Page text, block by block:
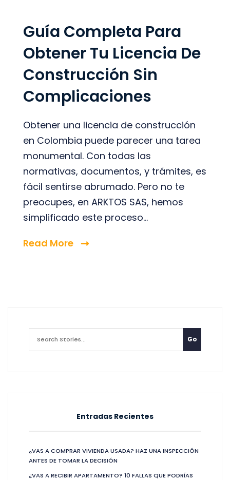
Guía Completa Para
Obtener Tu Licencia De
Construcción Sin
Complicaciones
Obtener una licencia de construcción
en Colombia puede parecer una tarea
monumental. Con todas las
normativas, documentos, y trámites, es
fácil sentirse abrumado. Pero no te
preocupes, en ARKTOS SAS, hemos
simplificado este proceso...
Read More
Entradas Recientes
¿VAS A COMPRAR VIVIENDA USADA? HAZ UNA INSPECCIÓN
ANTES DE TOMAR LA DECISIÓN
¿VAS A RECIBIR APARTAMENTO? 10 FALLAS QUE PODRÍAS